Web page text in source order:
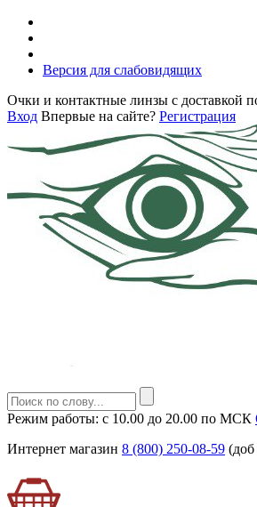
Версия для слабовидящих
Очки и контактные линзы с доставкой
Вход Впервые на сайте? Регистрация
Режим работы: с 10.00 до 20.00 по МСК
Интернет магазин 8 (800) 250-08-59 (доб